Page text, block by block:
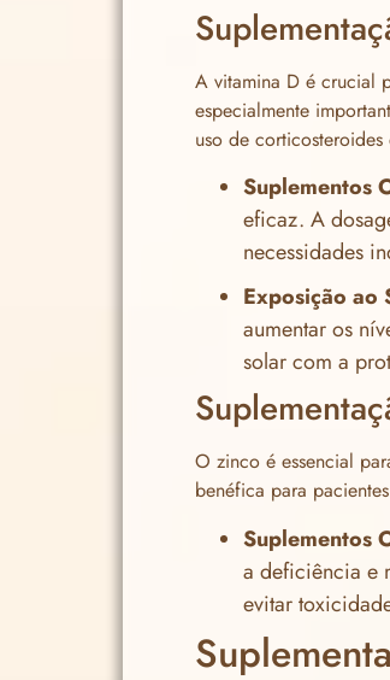
A vitamina D é crucial
especialmente
uso de
Suplementos
eficaz. A
necessidades
Exposição ao
aumentar os
solar com a
O zinco é essencial
benéfica para
Suplementos
a deficiência e
evitar